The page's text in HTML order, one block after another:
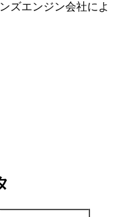
ズエンジン会社によ